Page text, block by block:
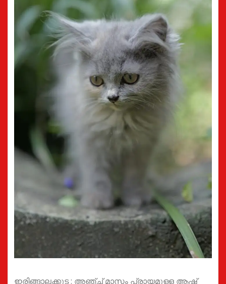
ഇരിങ്ങാലക്കുട : അഞ്ച് മാസം പ്രായമുള്ള ആഷ്